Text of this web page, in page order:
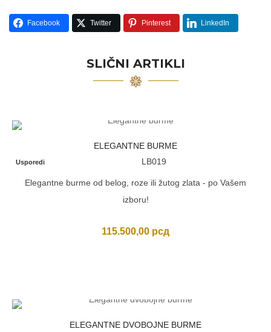
Facebook Twitter Pinterest LinkedIn
SLIČNI ARTIKLI
ELEGANTNE BURME
Usporedi LB019
Elegantne burme od belog, roze ili žutog zlata - po Vašem
izboru!
115.500,00 рсд
ELEGANTNE DVOBOJNE BURME